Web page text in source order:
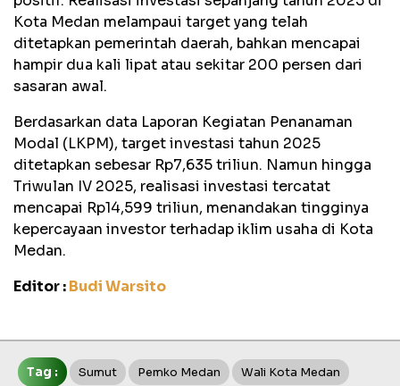
Kota Medan melampaui target yang telah
ditetapkan pemerintah daerah, bahkan mencapai
hampir dua kali lipat atau sekitar 200 persen dari
sasaran awal.
Berdasarkan data Laporan Kegiatan Penanaman
Modal (LKPM), target investasi tahun 2025
ditetapkan sebesar Rp7,635 triliun. Namun hingga
Triwulan IV 2025, realisasi investasi tercatat
mencapai Rp14,599 triliun, menandakan tingginya
kepercayaan investor terhadap iklim usaha di Kota
Medan.
Editor :Budi Warsito
Tag : Sumut Pemko Medan Wali Kota Medan